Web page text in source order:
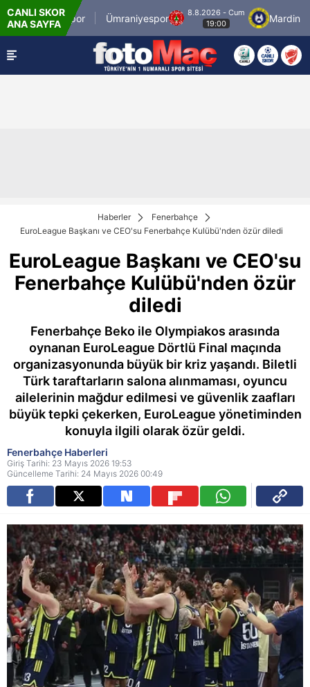
CANLI SKOR
ANA SAYFA
İstanbulspor Ümraniyespor
8.8.2026 - Cum
Mardin 1969
Haberler
Fenerbahçe
EuroLeague Başkanı ve CEO'su Fenerbahçe Kulübü'nden özür diledi
EuroLeague Başkanı ve CEO'su
Fenerbahçe Kulübü'nden özür
diledi
Fenerbahçe Beko ile Olympiakos arasında
oynanan EuroLeague Dörtlü Final maçında
organizasyonunda büyük bir kriz yaşandı. Biletli
Türk taraftarların salona alınmaması, oyuncu
ailelerinin mağdur edilmesi ve güvenlik zaafları
büyük tepki çekerken, EuroLeague yönetiminden
konuyla ilgili olarak özür geldi.
Fenerbahçe Haberleri
Giriş Tarihi: 23 Mayıs 2026 19:53
Güncelleme Tarihi: 24 Mayıs 2026 00:49